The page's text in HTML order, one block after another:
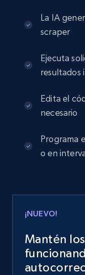
La IA
scraper
Ejecuta
resultados
Edita el
necesario
Programa
o en
¡NUEVO!
Mantén